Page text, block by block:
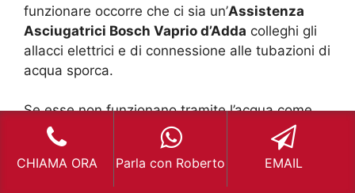
funzionare occorre che ci sia un’Assistenza
Asciugatrici Bosch Vaprio d’Adda colleghi gli
allacci elettrici e di connessione alle tubazioni di
acqua sporca.
Se esse non funzionano tramite l’acqua come
mai ci deve essere questo allaccio? Il motivo è
che esse sviluppano vapore e aria calda che, a
fine ciclo, le ventole e i condensatori vanno a
trasformare in acqua per riuscire ad eliminarla in
CHIAMA ORA Parla con Roberto EMAIL